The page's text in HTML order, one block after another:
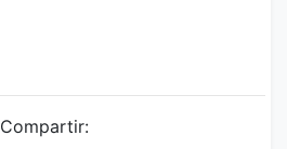
Compartir: